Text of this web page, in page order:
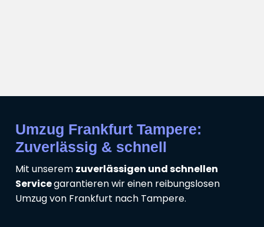
Umzug Frankfurt Tampere:
Zuverlässig & schnell
Mit unserem zuverlässigen und schnellen
Servicegarantieren wir einen reibungslosen
Umzug von Frankfurt nach Tampere.